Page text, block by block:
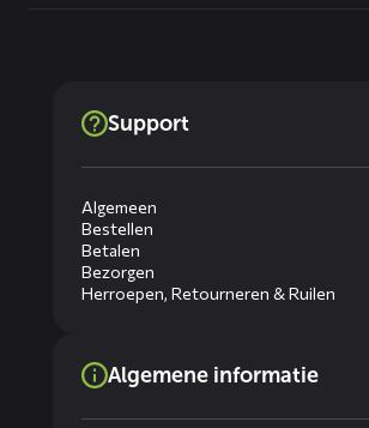
Support
Algemeen
Bestellen
Betalen
Bezorgen
Herroepen, Retourneren & Ruilen
Algemene informatie